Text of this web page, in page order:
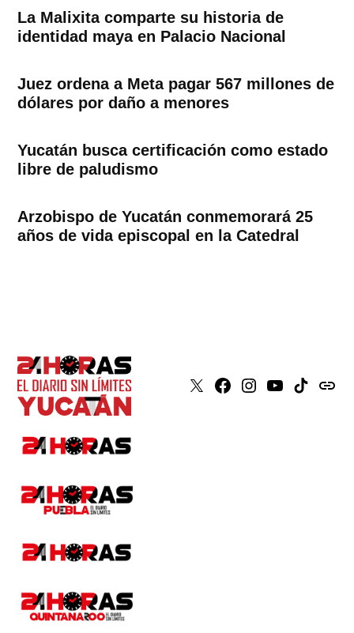
La Malixita comparte su historia de
identidad maya en Palacio Nacional
Juez ordena a Meta pagar 567 millones de
dólares por daño a menores
Yucatán busca certificación como estado
libre de paludismo
Arzobispo de Yucatán conmemorará 25
años de vida episcopal en la Catedral
X Faceboook
Instagram
YoutubeTiktokissuu